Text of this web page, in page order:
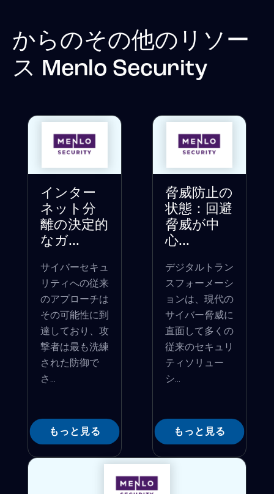
からのその他のリソー
ス Menlo Security
インター
ネット分
離の決定的
なガ...
サイバーセキュ
リティへの従来
のアプローチは
その可能性に到
達しており、攻
撃者は最も洗練
された防御で
さ...
もっと見る
脅威防止の
状態：回避
脅威が中
心...
デジタルトラン
スフォーメーシ
ョンは、現代の
サイバー脅威に
直面して多くの
従来のセキュリ
ティソリュー
シ...
もっと見る